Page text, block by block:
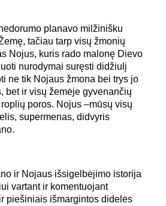
planavo milžinišku
tačiau tarp visų žmonių
Nojus, kuris rado malonę Dievo
nurodymai suręsti didžiulį
ne tik Nojaus žmona bei trys jo
bet ir visų žemėje gyvenančių
poros. Nojus –mūsų visų
supermenas, didvyris
ir Nojaus išsigelbėjimo istorija
vartant ir komentuojant
piešiniais išmargintos didelės